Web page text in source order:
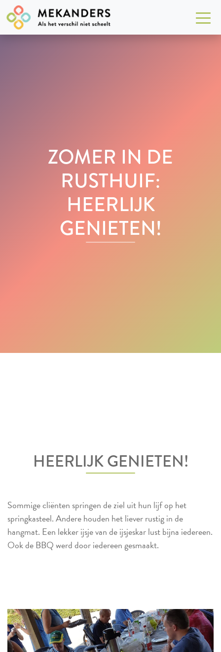
ZOMER IN DE
RUSTHUIF:
HEERLIJK
GENIETEN!
HEERLIJK GENIETEN!
Sommige cliënten springen de ziel uit hun lijf op het
springkasteel. Andere houden het liever rustig in de
hangmat. Een lekker ijsje van de ijsjeskar lust bijna iedereen.
Ook de BBQ werd door iedereen gesmaakt.